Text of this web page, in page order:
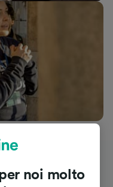
viaggiatori
noi molto